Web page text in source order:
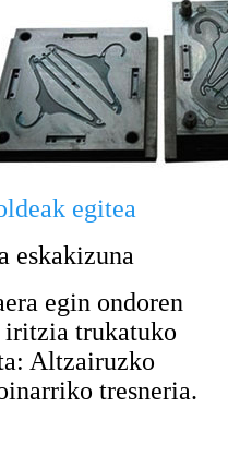
egitea
eskakizuna
egin ondoren
iritzia trukatuko
Altzairuzko
tresneria.